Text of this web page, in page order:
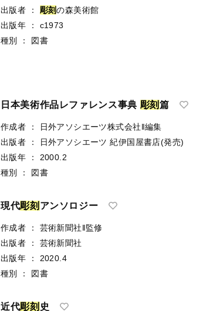
出版者
： 彫刻の森美術館
出版年
：
c1973
種別
： 図書
日本美術作品レファレンス事典 彫刻 篇
作成者 ：
日外アソシエーツ株式会社‖編集
出版者
： 日外アソシエーツ 紀伊国屋書店(発売)
出版年
：
2000.2
種別
： 図書
現代 彫 アンソロジー
作成者 ：
芸術新聞社‖監修
出版者
： 芸術新聞社
種別 ： 図書